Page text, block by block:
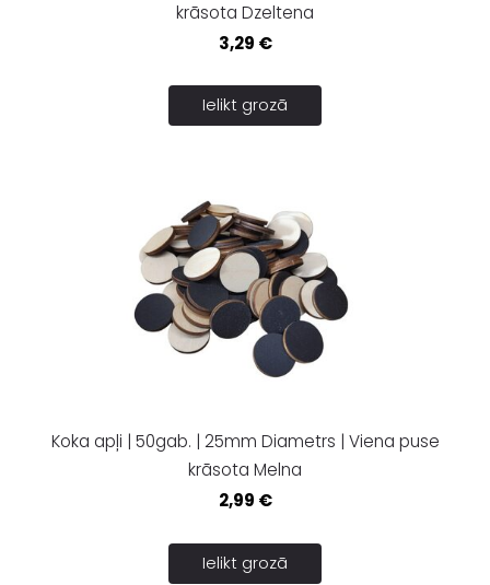
krāsota Dzeltena
3,29 €
Ielikt grozā
Koka apļi | 50gab. | 25mm Diametrs | Viena puse
krāsota Melna
2,99 €
Ielikt grozā